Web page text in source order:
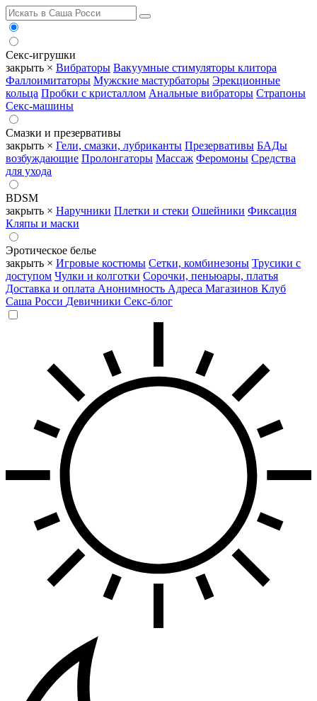
Секс-игрушки
закрыть × Вибраторы Вакуумные стимуляторы клитора
Фаллоимитаторы Мужские мастурбаторы Эрекционные
кольца Пробки с кристаллом Анальные вибраторы Страпоны
Секс-машины
Смазки и презервативы
закрыть × Гели, смазки, лубриканты Презервативы БАДы
возбуждающие Пролонгаторы Массаж Феромоны Средства
для ухода
BDSM
закрыть × Наручники Плетки и стеки Ошейники Фиксация
Кляпы и маски
Эротическое белье
закрыть × Игровые костюмы Сетки, комбинезоны Трусики с
доступом Чулки и колготки Сорочки, пеньюары, платья
Доставка и оплата Анонимность Адреса Магазинов Клуб
Саша Росси Девичники Секс-блог